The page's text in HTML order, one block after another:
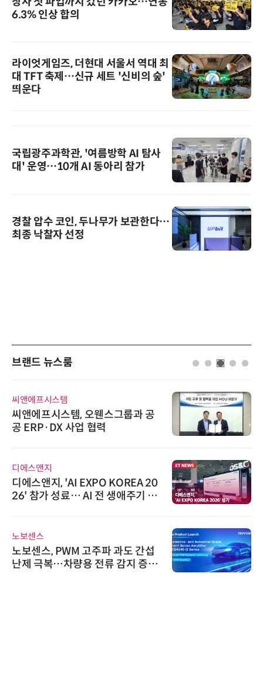
6.3% 인상 합의
라이엇게임즈, 더현대 서울서 역대 최
대 TFT 축제…신규 세트 '신비의 숲'
띄운다
국립광주과학관, '여름방학 AI 탐사
대' 운영…10개 AI 동아리 참가
경찰 압수 코인, 두나무가 보관한다…
최종 낙찰자 선정
브랜드 뉴스룸
비쉐이
비쉐이, 모든 주요 리모컨 코드 지
원하는 TSOP15300 시리즈 IR 수
슈퍼솔루션
슈퍼솔루션, 2026 Next-Gen AI C
ooling Summit 성황리 성료
인아그룹
'자동화 산업의 새로운 가능성'…
인아그룹 전국 7개 도시 세미나 페